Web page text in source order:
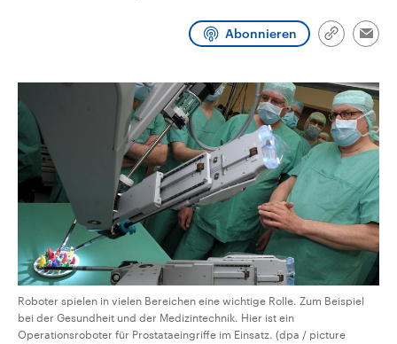
und Kandidaten der anstehenden Abonnieren
Link
Roboter spielen in vielen Bereichen eine wichtige Rolle. Zum Beispiel
bei der Gesundheit und der Medizintechnik. Hier ist ein
Operationsroboter für Prostataeingriffe im Einsatz. (dpa / picture